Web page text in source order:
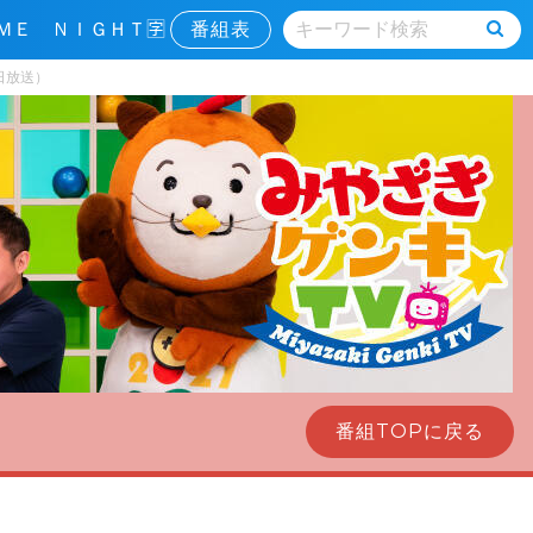
Ｅ ＮＩＧＨＴ🈑 番組表
送）
番組TOPに戻る